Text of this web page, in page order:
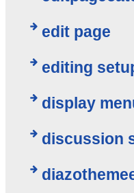
edit page
editing
display
discussion